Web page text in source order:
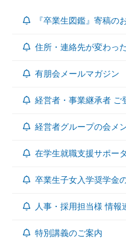
『卒業生図鑑』寄稿の
住所・連絡先が変わっ
有朋会メールマガジン
経営者・事業継承者 ご
経営者グループの会メ
在学生就職支援サポー
卒業生子女入学奨学金
人事・採用担当様 情報
特別講義のご案内